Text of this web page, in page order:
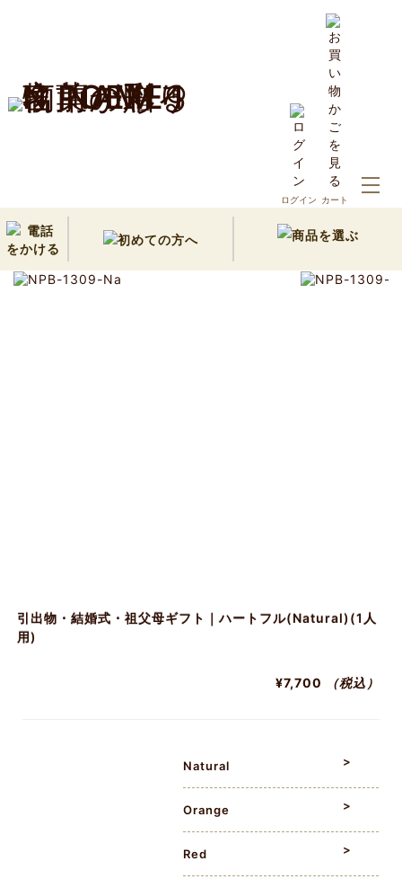
ログイン カート
引出物・結婚式・祖父母ギフト｜ハートフル(Natural)(1人用)
引出物・結婚式・祖父母ギフト｜ハートフル(Natural)(1人
用)
¥7,700 （税込）
Natural
Orange
Red